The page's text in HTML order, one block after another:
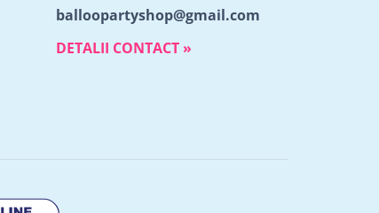
balloopartyshop@gmail.com
DETALII CONTACT »